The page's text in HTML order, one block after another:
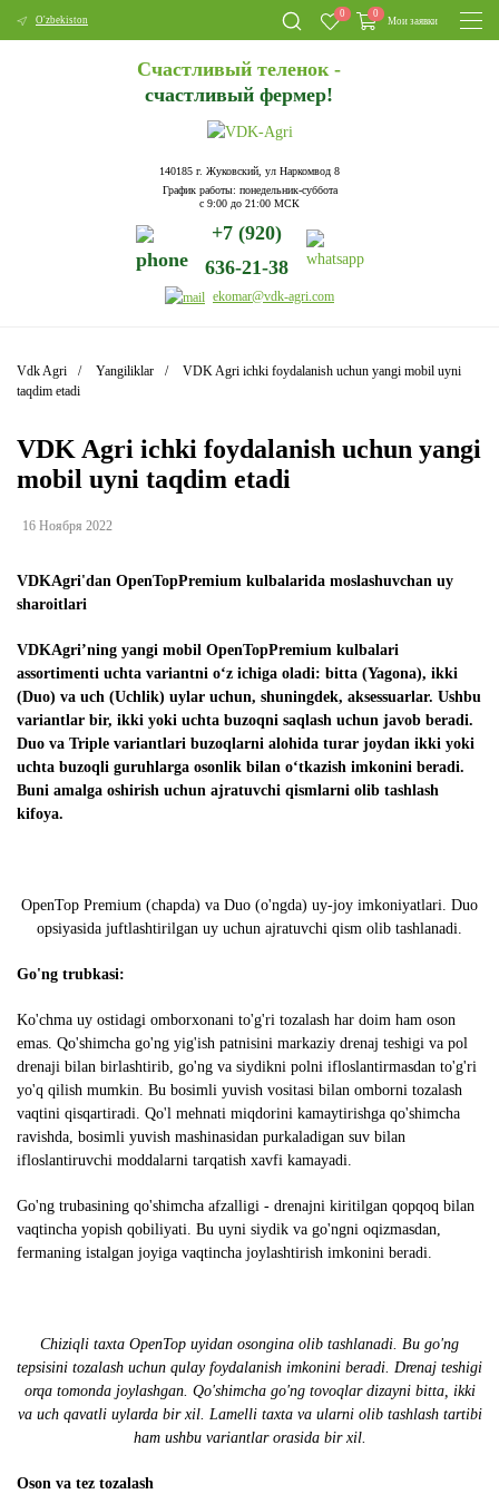
O'zbekiston
Счастливый теленок -
счастливый фермер!
140185 г. Жуковский, ул Наркомвод 8
График работы: понедельник-суббота
с 9:00 до 21:00 МСК
+7 (920)
636-21-38
ekomar@vdk-agri.com
0 0
Мои заявки
Vdk Agri Yangiliklar
VDK Agri ichki foydalanish uchun yangi mobil uyni
taqdim etadi
VDK Agri ichki foydalanish uchun yangi
mobil uyni taqdim etadi
16 Ноября 2022
VDKAgri'dan OpenTopPremium kulbalarida moslashuvchan uy
sharoitlari
VDKAgri’ning yangi mobil OpenTopPremium kulbalari
assortimenti uchta variantni o‘z ichiga oladi: bitta (Yagona), ikki
(Duo) va uch (Uchlik) uylar uchun, shuningdek, aksessuarlar. Ushbu
variantlar bir, ikki yoki uchta buzoqni saqlash uchun javob beradi.
Duo va Triple variantlari buzoqlarni alohida turar joydan ikki yoki
uchta buzoqli guruhlarga osonlik bilan o‘tkazish imkonini beradi.
Buni amalga oshirish uchun ajratuvchi qismlarni olib tashlash
kifoya.
OpenTop Premium (chapda) va Duo (o'ngda) uy-joy imkoniyatlari. Duo
opsiyasida juftlashtirilgan uy uchun ajratuvchi qism olib tashlanadi.
Go'ng trubkasi:
Ko'chma uy ostidagi omborxonani to'g'ri tozalash har doim ham oson
emas. Qo'shimcha go'ng yig'ish patnisini markaziy drenaj teshigi va pol
drenaji bilan birlashtirib, go'ng va siydikni polni ifloslantirmasdan to'g'ri
yo'q qilish mumkin. Bu bosimli yuvish vositasi bilan omborni tozalash
vaqtini qisqartiradi. Qo'l mehnati miqdorini kamaytirishga qo'shimcha
ravishda, bosimli yuvish mashinasidan purkaladigan suv bilan
ifloslantiruvchi moddalarni tarqatish xavfi kamayadi.
Go'ng trubasining qo'shimcha afzalligi - drenajni kiritilgan qopqoq bilan
vaqtincha yopish qobiliyati. Bu uyni siydik va go'ngni oqizmasdan,
fermaning istalgan joyiga vaqtincha joylashtirish imkonini beradi.
Chiziqli taxta OpenTop uyidan osongina olib tashlanadi. Bu go'ng
tepsisini tozalash uchun qulay foydalanish imkonini beradi. Drenaj teshigi
orqa tomonda joylashgan. Qo'shimcha go'ng tovoqlar dizayni bitta, ikki
va uch qavatli uylarda bir xil. Lamelli taxta va ularni olib tashlash tartibi
ham ushbu variantlar orasida bir xil.
Oson va tez tozalash